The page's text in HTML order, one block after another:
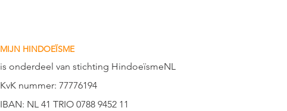
MIJN HINDOEÏSME
is onderdeel van stichting HindoeïsmeNL
KvK nummer: 77776194
IBAN: NL 41 TRIO 0788 9452 11